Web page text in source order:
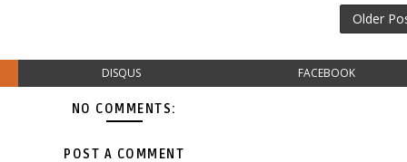
Older
DISQUS FACEBOOK
NO COMMENTS:
POST A COMMENT